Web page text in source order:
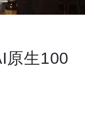
原生100